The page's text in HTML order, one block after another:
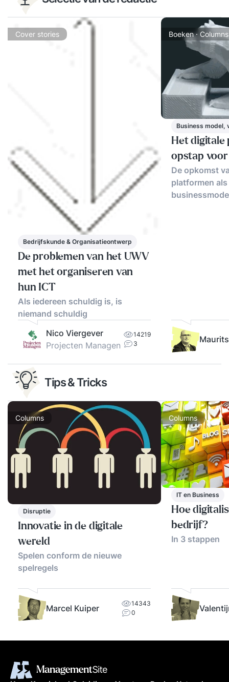
Cover stories
Bedrijfskunde & Organisatieontwerp
De problemen van het UWV
met het organiseren van
hun ICT
Als iedereen schuldig is, is
niemand schuldig
Nico Viergever
Projecten Managen
14219
3
Boeken · Columns
Business model,
Het digitale
opstap
De opkomst
platformen
Tips & Tricks
Columns
Disruptie
Innovatie in de digitale
wereld
Spelen conform de nieuwe
spelregels
Marcel Kuiper
14343
0
Columns
IT en Business
Hoe
bedrijf?
In 3 stappen